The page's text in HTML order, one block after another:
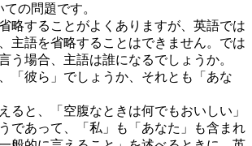
の問題です。
略することがよくありますが、英語では
主語を省略することはできません。では
う場合、主語は誰になるでしょうか。
「彼ら」でしょうか、それとも「あな
ると、「空腹なときは何でもおいしい」
であって、「私」も「あなた」も含まれ